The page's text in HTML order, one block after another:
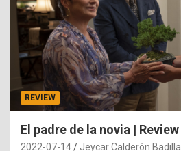
REVIEW
El padre de la novia | Review
2022-07-14 Jeycar Calderón Badilla